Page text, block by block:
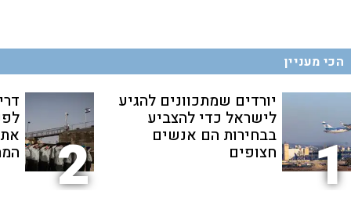
הכי מעניין
1
יורדים שמתכוונים להגיע
לישראל כדי להצביע
בבחירות הם אנשים
חצופים 2